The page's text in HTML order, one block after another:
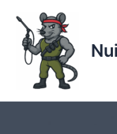
contenu